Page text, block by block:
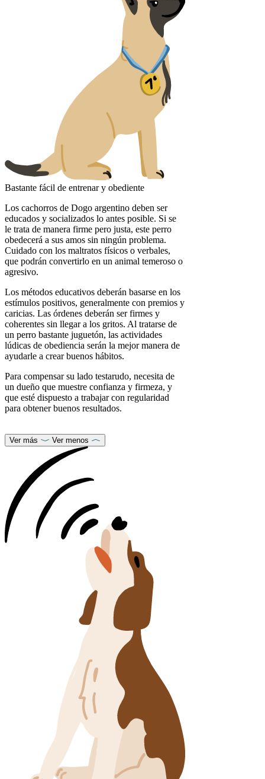
Bastante fácil de entrenar y obediente
Los cachorros de Dogo argentino deben ser
educados y socializados lo antes posible. Si se
le trata de manera firme pero justa, este perro
obedecerá a sus amos sin ningún problema.
Cuidado con los maltratos físicos o verbales,
que podrán convertirlo en un animal temeroso o
agresivo.
Los métodos educativos deberán basarse en los
estímulos positivos, generalmente con premios y
caricias. Las órdenes deberán ser firmes y
coherentes sin llegar a los gritos. Al tratarse de
un perro bastante juguetón, las actividades
lúdicas de obediencia serán la mejor manera de
ayudarle a crear buenos hábitos.
Para compensar su lado testarudo, necesita de
un dueño que muestre confianza y firmeza, y
que esté dispuesto a trabajar con regularidad
para obtener buenos resultados.
Ver más Ver menos